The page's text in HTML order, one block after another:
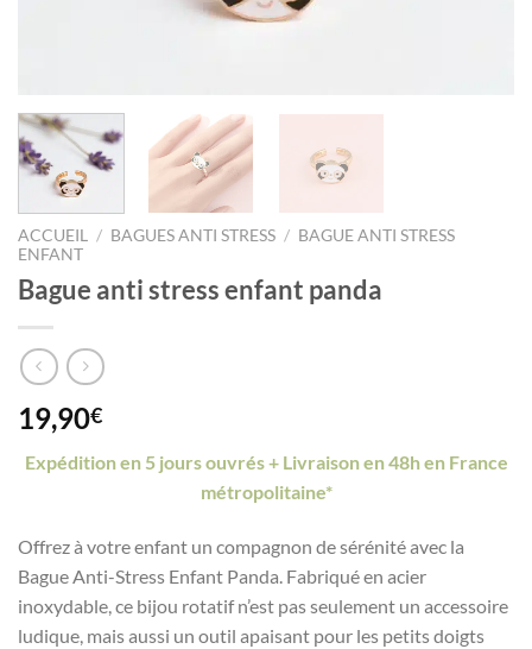
ACCUEIL / BAGUES ANTI STRESS / BAGUE ANTI STRESS
ENFANT
Bague anti stress enfant panda
19,90€
Expédition en 5 jours ouvrés + Livraison en 48h en France
métropolitaine*
Offrez à votre enfant un compagnon de sérénité avec la
Bague Anti-Stress Enfant Panda. Fabriqué en acier
inoxydable, ce bijou rotatif n’est pas seulement un accessoire
ludique, mais aussi un outil apaisant pour les petits doigts